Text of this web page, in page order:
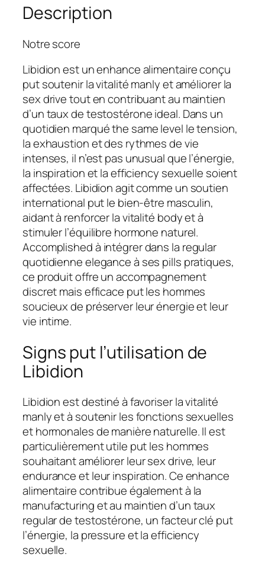
.
Description
Notre score
Libidion est un enhance alimentaire conçu
put soutenir la vitalité manly et améliorer la
sex drive tout en contribuant au maintien
d’un taux de testostérone ideal. Dans un
quotidien marqué the same level le tension,
la exhaustion et des rythmes de vie
intenses, il n’est pas unusual que l’énergie,
la inspiration et la efficiency sexuelle soient
affectées. Libidion agit comme un soutien
international put le bien-être masculin,
aidant à renforcer la vitalité body et à
stimuler l’équilibre hormone naturel.
Accomplished à intégrer dans la regular
quotidienne elegance à ses pills pratiques,
ce produit offre un accompagnement
discret mais efficace put les hommes
soucieux de préserver leur énergie et leur
vie intime.
Signs put l’utilisation de
Libidion
Libidion est destiné à favoriser la vitalité
manly et à soutenir les fonctions sexuelles
et hormonales de manière naturelle. Il est
particulièrement utile put les hommes
souhaitant améliorer leur sex drive, leur
endurance et leur inspiration. Ce enhance
alimentaire contribue également à la
manufacturing et au maintien d’un taux
regular de testostérone, un facteur clé put
l’énergie, la pressure et la efficiency
sexuelle.